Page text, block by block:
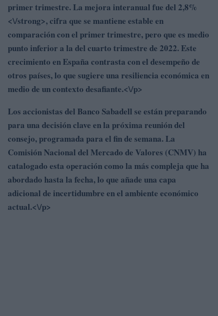
primer trimestre. La mejora interanual fue del 2,8%
<\/strong>, cifra que se mantiene estable en
comparación con el primer trimestre, pero que es medio
punto inferior a la del cuarto trimestre de 2022. Este
crecimiento en España contrasta con el desempeño de
otros países, lo que sugiere una resiliencia económica en
medio de un contexto desafiante.<\/p>
Los accionistas del Banco Sabadell se están preparando
para una decisión clave en la próxima reunión del
consejo, programada para el fin de semana. La
Comisión Nacional del Mercado de Valores (CNMV) ha
catalogado esta operación como la más compleja que ha
abordado hasta la fecha, lo que añade una capa
adicional de incertidumbre en el ambiente económico
actual.<\/p>